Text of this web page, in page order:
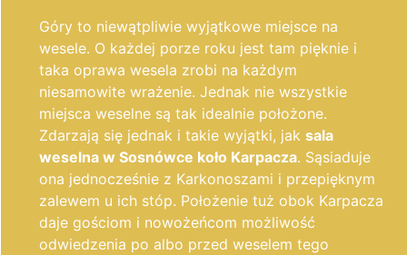
Góry to niewątpliwie wyjątkowe miejsce na
wesele. O każdej porze roku jest tam pięknie i
taka oprawa wesela zrobi na każdym
niesamowite wrażenie. Jednak nie wszystkie
miejsca weselne są tak idealnie położone.
Zdarzają się jednak i takie wyjątki, jaksala
weselna w Sosnówce koło Karpacza. Sąsiaduje
ona jednocześnie z Karkonoszami i przepięknym
zalewem u ich stóp. Położenie tuż obok Karpacza
daje gościom i nowożeńcom możliwość
odwiedzenia po albo przed weselem tego